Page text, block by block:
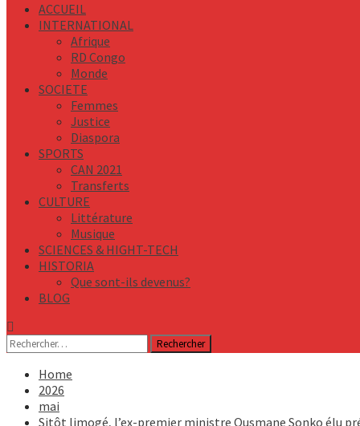
ACCUEIL
INTERNATIONAL
Afrique
RD Congo
Monde
SOCIETE
Femmes
Justice
Diaspora
SPORTS
CAN 2021
Transferts
CULTURE
Littérature
Musique
SCIENCES & HIGHT-TECH
HISTORIA
Que sont-ils devenus?
BLOG
Rechercher :
Home
2026
mai
Sitôt limogé, l’ex-premier ministre Ousmane Sonko élu